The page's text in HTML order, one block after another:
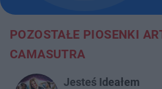
POZOSTAŁE PIOSENKI
CAMASUTRA
Jesteś Ideałem